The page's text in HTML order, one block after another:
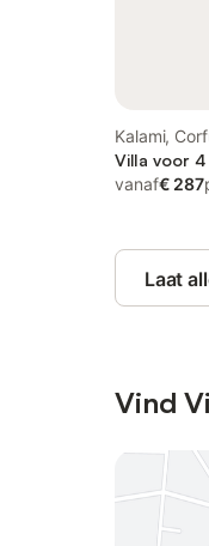
Kalami,
Villa voor
vanaf€ 287
Laat
Vind